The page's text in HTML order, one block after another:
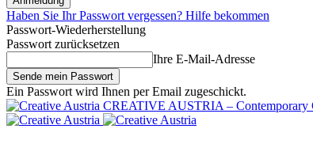
Haben Sie Ihr Passwort vergessen? Hilfe bekommen
Passwort-Wiederherstellung
Passwort zurücksetzen
Ihre E-Mail-Adresse
Ein Passwort wird Ihnen per Email zugeschickt.
CREATIVE AUSTRIA – Contemporary